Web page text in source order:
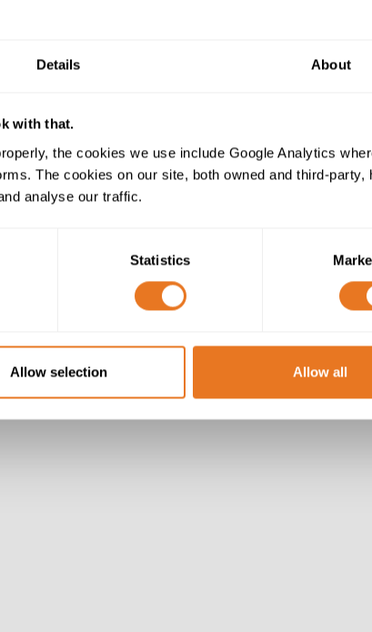
Details About
with that.
the cookies we use include Google Analytics
The cookies on our site, both owned and third-party,
analyse our traffic.
Statistics
Allow selection Allow all
der Verwendung in
die Isolierung gewellt.
teilweise
isolierte,
ausgesetzt
mm2 bis 4 mm2
elektrischen
bei der
wenden Sie sich bitte